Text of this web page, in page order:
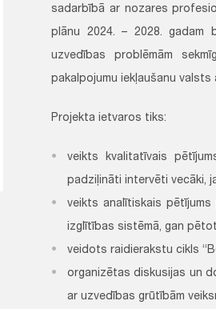
sadarbībā ar nozares
plānu 2024. – 2028. gadam
uzvedības problēmām
pakalpojumu iekļaušanu
Projekta ietvaros tiks:
veikts kvalitatīvais
padziļināti intervēti vecāki,
veikts analītiskais
izglītības sistēmā, gan
veidots raidierakstu cikls
organizētas diskusijas un
ar uzvedības grūtībām